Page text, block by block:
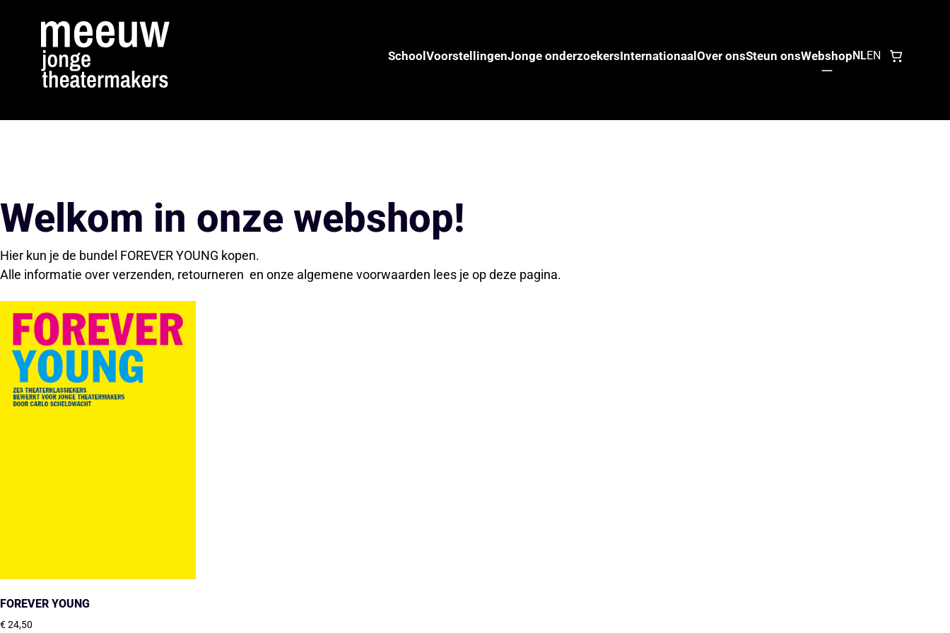
SchoolVoorstellingenJonge onderzoekersInternationaalOver onsSteun onsWebshopNLEN
Welkom in onze webshop!
Hier kun je de bundel FOREVER YOUNG kopen.
Alle informatie over verzenden, retourneren en onze algemene voorwaarden lees je op deze pagina.
FOREVER YOUNG
€24,50